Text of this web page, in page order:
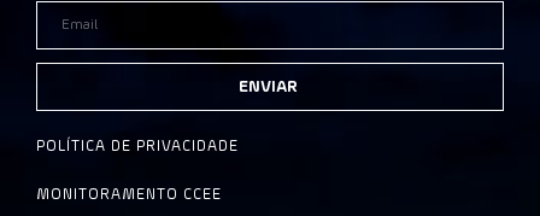
ENVIAR
POLÍTICA DE PRIVACIDADE
MONITORAMENTO CCEE